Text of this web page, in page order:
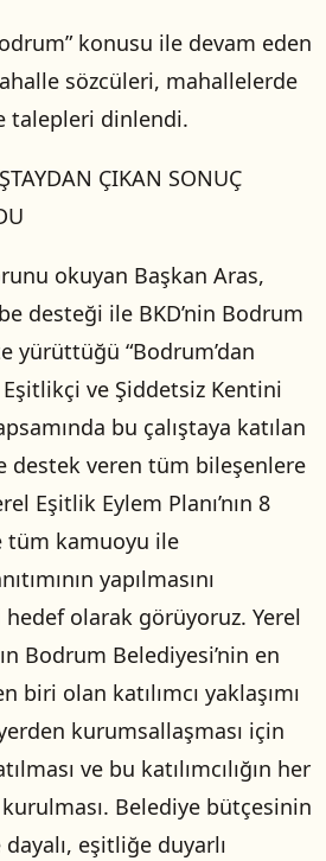
konusu ile devam eden
sözcüleri, mahallelerde
talepleri dinlendi.
ÇIKAN SONUÇ
okuyan Başkan Aras,
desteği ile BKD’nin Bodrum
yürüttüğü “Bodrum’dan
Eşitlikçi ve Şiddetsiz Kentini
bu çalıştaya katılan
destek veren tüm bileşenlere
Eşitlik Eylem Planı’nın 8
tüm kamuoyu ile
yapılmasını
olarak görüyoruz. Yerel
Bodrum Belediyesi’nin en
biri olan katılımcı yaklaşımı
kurumsallaşması için
ve bu katılımcılığın her
Belediye bütçesinin
eşitliğe duyarlı